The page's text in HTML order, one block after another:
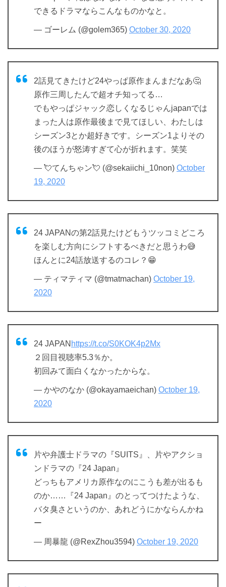
できるドラマならこんなものかなと。
— ゴーレム (@golem365) October 30, 2020
2話見てきたけど24やっぱ原作まんまだなあ🤔
原作三周したんで超オチ知ってる…
でもやっぱジャック恋しくなるじゃんjapanでは
まった人は原作最後まで見てほしい、わたしは
シーズン3とか超好きです。シーズン1よりその
後のほうが怒涛すぎて心が折れます。笑笑
— 💘てんちゃン💘 (@sekaiichi_10non) October
19, 2020
24 JAPANの第2話見たけどもうツッコミどころ
を楽しむ方向にシフトするべきだと思うわ😅
ほんとに24話放送するのコレ？😁
— ティマティマ (@tmatmachan) October 19,
2020
24 JAPAN https://t.co/S0KOK4p2Mx
２回目視聴率5.3％か。
初回みて面白くなかったからな。
— かやのなか (@okayamaeichan) October 19,
2020
片や弁護士ドラマの『SUITS』、片やアクショ
ンドラマの『24 Japan』
どっちもアメリカ原作なのにこうも差が出るも
のか……『24 Japan』のとってつけたような、
バタ臭さというのか、あれどうにかならんかね
ー
— 周暴龍 (@RexZhou3594) October 19, 2020